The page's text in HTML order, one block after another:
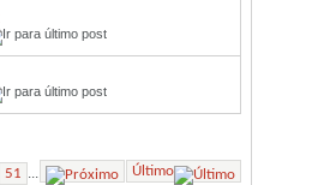
51 ... Último